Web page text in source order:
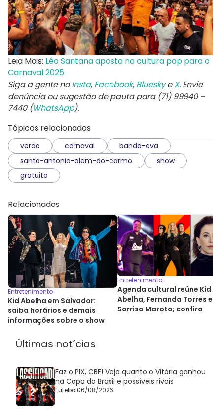
Leia Mais: Léo Santana aposta na cultura pop para o
Carnaval 2025
Siga a gente noInsta, Facebook, BlueskyeX. Envie
denúncia ou sugestão de pauta para (71) 99940 –
7440 (WhatsApp).
Tópicos relacionados
verao carnaval
banda-eva
santo-antonio-alem-do-carmo
show
gratuito
Relacionadas
Entretenimento
Kid Abelha em Salvador:
saiba horários e demais
informações sobre o show
Entretenimento
Agenda cultural reúne Kid
Abelha, Fernanda Torres e
Sorriso Maroto; confira
Últimas notícias
Faz o PIX, CBF! Veja quanto o Vitória ganhou
na Copa do Brasil e possíveis rivais
Futebol06/08/2026